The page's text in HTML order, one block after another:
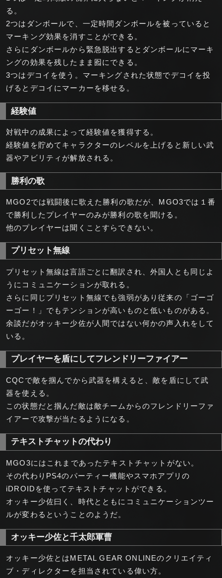
る。
2つはダンボールで、一定時間ダンボールを被っていると
マーキング効果を消すことができる。
さらにダンボールから緊急脱出するとダンボールにマーキ
ングの効果を残したまま囮にできる。
3つはデコイを使う。マーキングされた状態でデコイを投
げるとデコイにマーカーを移せる。
経験値
対戦中の成果によって経験値を獲得する。
経験値を貯めてキャラクターのレベルを上げると新しい武
器やアビリティが解放される。
勝利の歌
MGO2では戦闘後に歌えた勝利の歌だが、MGO3では１番
で勝利したプレイヤーのみが勝利の歌を聞ける。
他のプレイヤーは聞くことすらできない。
プリセット無線
プリセット無線は言語ごとに翻訳され、外国人とも同じよ
うにコミュニケーションが取れる。
さらに同じプリセット無線でも強弱があり従来の「ゴーゴ
ーゴー！」でもテンションが高いものと低いものがある。
余談だがオッキー少佐が人間ではない何かの声入れをして
いる。
プレイヤーを盾にしてフレンドリーファイアー
CQCで敵を掴んでから武器を構えると、敵を盾にして武
器を使える。
この状態だと掴んだ敵は敵チームからのフレンドリーファ
イアーで攻撃が当たるようになる。
テキストチャットの代わり
MGO3にはこれまであったテキストチャットがない。
その代わりPS4のパーティー機能やスマホアプリの
iDROIDを使ってテキストチャットができる。
オッキー少佐曰く、時代とともにコミュニケーションツー
ルが変わるということのようだ。
オッキー少佐と千太郎軍曹
オッキー少佐とはMETAL GEAR ONLINEのクリエイティ
ブ・ディレクターを担当されている偉い方。